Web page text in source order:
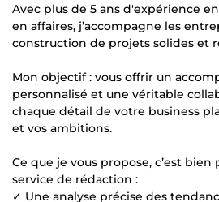
Avec plus de 5 ans d'expérience
en affaires, j’accompagne les
construction de projets solides et
Mon objectif : vous offrir un
personnalisé et une véritable
chaque détail de votre business
et vos ambitions.
Ce que je vous propose, c’est bien
service de rédaction :
✓ Une analyse précise des